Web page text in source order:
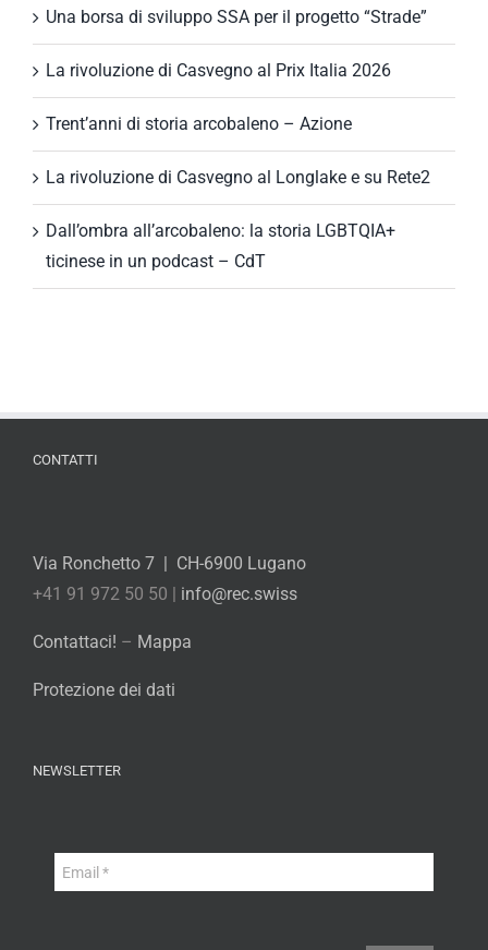
Una borsa di sviluppo SSA per il progetto “Strade”
La rivoluzione di Casvegno al Prix Italia 2026
Trent’anni di storia arcobaleno – Azione
La rivoluzione di Casvegno al Longlake e su Rete2
Dall’ombra all’arcobaleno: la storia LGBTQIA+
ticinese in un podcast – CdT
CONTATTI
Via Ronchetto 7 | CH-6900 Lugano
+41 91 972 50 50 | info@rec.swiss
Contattaci! – Mappa
Protezione dei dati
NEWSLETTER